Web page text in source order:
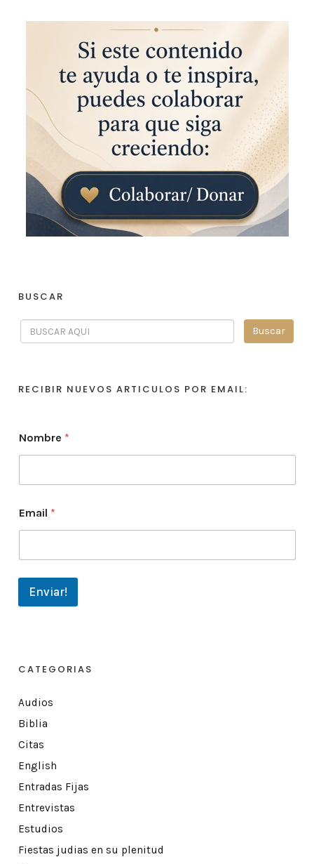
BUSCAR
RECIBIR NUEVOS ARTICULOS POR EMAIL:
Nombre *
Email *
Enviar!
CATEGORIAS
Audios
Biblia
Citas
English
Entradas Fijas
Entrevistas
Estudios
Fiestas judias en su plenitud